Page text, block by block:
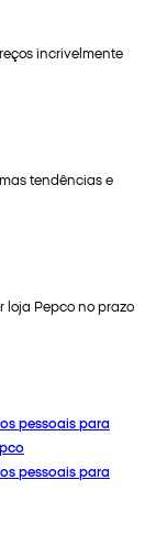
incrivelmente
tendências e
loja Pepco no prazo
pessoais para
pessoais para